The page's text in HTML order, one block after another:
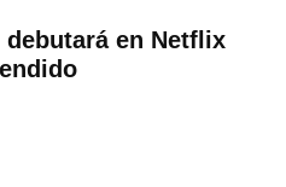
en Netflix